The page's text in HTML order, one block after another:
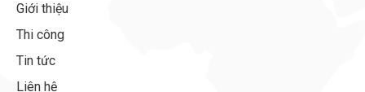
Giới thiệu
Thi công
Tin tức
Liên hệ